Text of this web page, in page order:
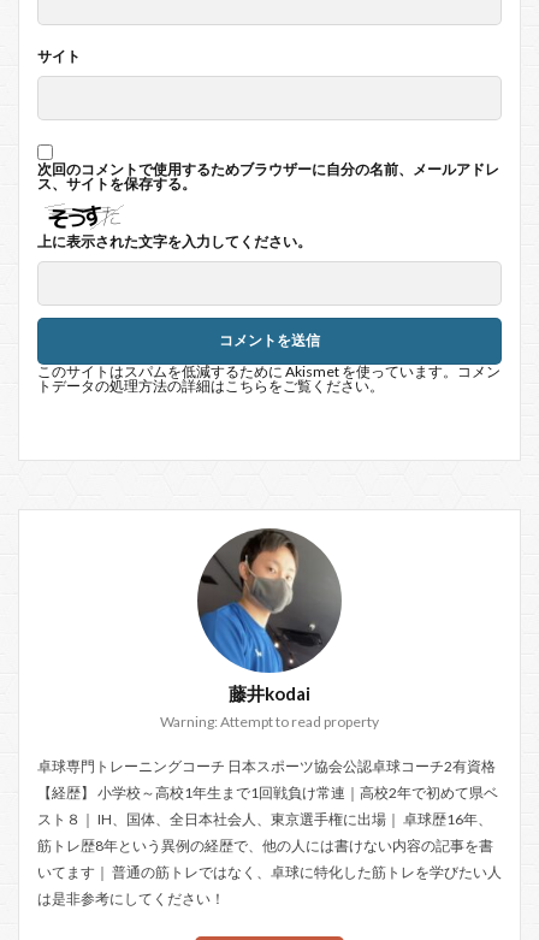
サイト
次回のコメントで使用するためブラウザーに自分の名前、メールアドレ
ス、サイトを保存する。
上に表示された文字を入力してください。
このサイトはスパムを低減するために Akismet を使っています。
コメン
トデータの処理方法の詳細はこちらをご覧ください。
藤井kodai
Warning: Attempt to read property
卓球専門トレーニングコーチ 日本スポーツ協会公認卓球コーチ2有資格
【経歴】 小学校～高校1年生まで1回戦負け常連｜高校2年で初めて県ベ
スト８｜ IH、国体、全日本社会人、東京選手権に出場｜ 卓球歴16年、
筋トレ歴8年という異例の経歴で、他の人には書けない内容の記事を書
いてます｜ 普通の筋トレではなく、卓球に特化した筋トレを学びたい人
は是非参考にしてください！